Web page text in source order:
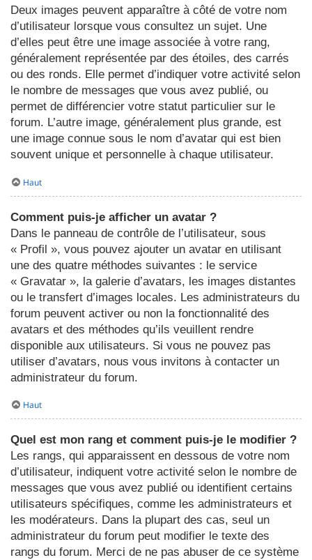
Deux images peuvent apparaître à côté de votre nom
d’utilisateur lorsque vous consultez un sujet. Une
d’elles peut être une image associée à votre rang,
généralement représentée par des étoiles, des carrés
ou des ronds. Elle permet d’indiquer votre activité selon
le nombre de messages que vous avez publié, ou
permet de différencier votre statut particulier sur le
forum. L’autre image, généralement plus grande, est
une image connue sous le nom d’avatar qui est bien
souvent unique et personnelle à chaque utilisateur.
Haut
Comment puis-je afficher un avatar ?
Dans le panneau de contrôle de l’utilisateur, sous
« Profil », vous pouvez ajouter un avatar en utilisant
une des quatre méthodes suivantes : le service
« Gravatar », la galerie d’avatars, les images distantes
ou le transfert d’images locales. Les administrateurs du
forum peuvent activer ou non la fonctionnalité des
avatars et des méthodes qu’ils veuillent rendre
disponible aux utilisateurs. Si vous ne pouvez pas
utiliser d’avatars, nous vous invitons à contacter un
administrateur du forum.
Haut
Quel est mon rang et comment puis-je le modifier ?
Les rangs, qui apparaissent en dessous de votre nom
d’utilisateur, indiquent votre activité selon le nombre de
messages que vous avez publié ou identifient certains
utilisateurs spécifiques, comme les administrateurs et
les modérateurs. Dans la plupart des cas, seul un
administrateur du forum peut modifier le texte des
rangs du forum. Merci de ne pas abuser de ce système